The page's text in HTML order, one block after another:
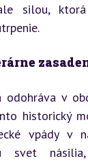
silou,
odohráva v
historický
vpády v
svet